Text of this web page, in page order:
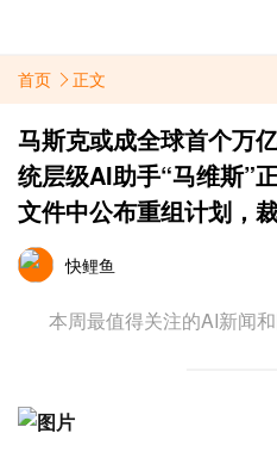
首页 正文
马斯克或成全球首个万
统层级AI助手“马维斯”
文件中公布重组计划，
快鲤鱼
本周最值得关注的AI新闻